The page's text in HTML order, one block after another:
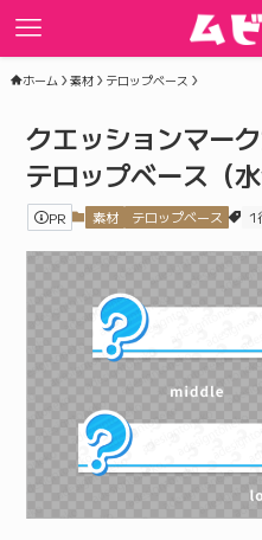
ホーム 素材 テロップベース
クエッションマー
テロップベース（水
PR 素材 テロップベース 1